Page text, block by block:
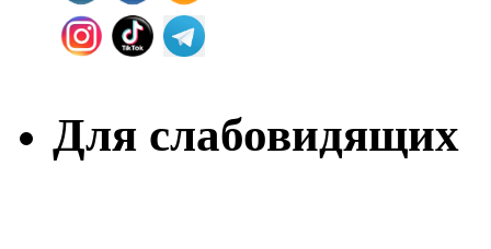
Для слабовидящих